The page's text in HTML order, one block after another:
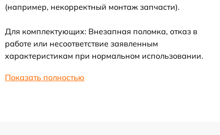
(например, некорректный монтаж запчасти).
Для комплектующих: Внезапная поломка, отказ в
работе или несоответствие заявленным
характеристикам при нормальном использовании.
Показать полностью